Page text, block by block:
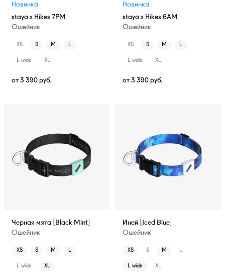
Новинка
staya x Hikes 7PM
Ошейник
XS S M L
L wide XL
от 3 390 руб.
Новинка
staya x Hikes 6AM
Ошейник
XS S M L
L wide XL
от 3 390 руб.
Черная мята [Black Mint]
Ошейник
XS S M L
L wide XL
Иней [Iced Blue]
Ошейник
XS S M L
L wide XL